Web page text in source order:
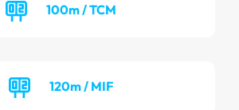
100m / TCM
120m / MIF